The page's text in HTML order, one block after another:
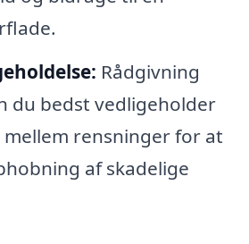
Rådgivning
du bedst vedligeholder
rensninger for at
af skadelige